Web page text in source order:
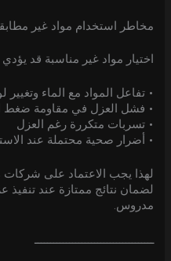
مخاطر استخدام مواد غير
اختيار مواد غير مناسبة قد
• تفاعل المواد مع الماء وتغيير
• فشل العزل في مقاومة ضغط
• تسربات متكررة رغم العزل
• أضرار صحية محتملة عند
لهذا يجب الاعتماد على شركات
لضمان نتائج ممتازة عند
مدروس.
ــــــــــــــــــــــــــــــــــــــ